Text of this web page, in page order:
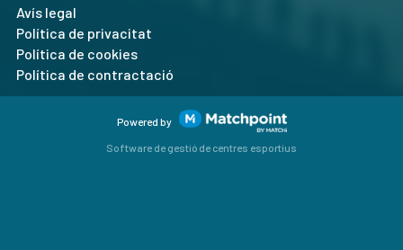
Avís legal
Política de privacitat
Política de cookies
Política de contractació
Powered by
Software de gestió de centres esportius